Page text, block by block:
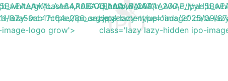
87a50ab17c64e286_org.jpg'
gif;base64,R0lGODlhAQABAIAAAAAAAP///
lazy-src='https://ipo.se/wp-content/uploads/2025/09/
logo grow'>
data-lazy-type="image" data-
class='lazy lazy-hidden ipo-